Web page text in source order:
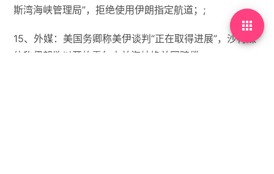
斯湾海峡管理局”，拒绝使用伊朗指定航道；;
15、外媒：美国务卿称美伊谈判“正在取得进展”，沙特媒
体称伊朗欲以开放霍尔木兹海峡换美国赔偿；;
